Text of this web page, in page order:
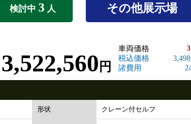
検討中 3 人 その他展示場
3,522,560 円
車両価格
税込価格
諸費用
形状 クレーン付セルフ